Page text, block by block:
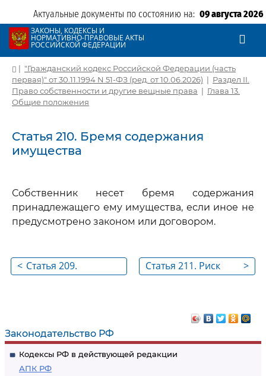
Актуальные документы по состоянию на: 09 августа 2026
ЗАКОНЫ, КОДЕКСЫ И
НОРМАТИВНО-ПРАВОВЫЕ АКТЫ
РОССИЙСКОЙ ФЕДЕРАЦИИ
Законодательство РФ
Кодексы РФ в действующей редакции
АПК РФ
| "Гражданский кодекс Российской Федерации (часть
первая)" от 30.11.1994 N 51-ФЗ (ред. от 10.06.2026) | Раздел II.
Право собственности и другие вещные права | Глава 13.
Общие положения
Статья 210. Бремя содержания
имущества
Собственник несет бремя содержания
принадлежащего ему имущества, если иное не
предусмотрено законом или договором.
< Статья 209.
>
Статья 211. Риск